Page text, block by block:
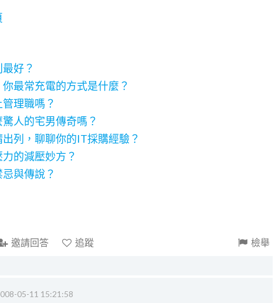
好？
最常充電的方式是什麼？
理職嗎？
人的宅男傳奇嗎？
列，聊聊你的IT採購經驗？
的減壓妙方？
與傳說？
邀請回答 追蹤 檢舉
05-11 15:21:58